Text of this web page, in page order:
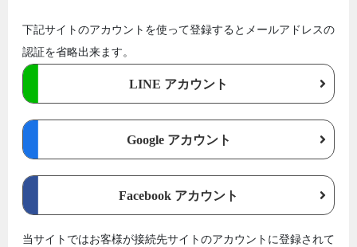
下記サイトのアカウントを使って登録するとメールアドレスの
認証を省略出来ます。
LINE アカウント
Google アカウント
Facebook アカウント
当サイトではお客様が接続先サイトのアカウントに登録されて